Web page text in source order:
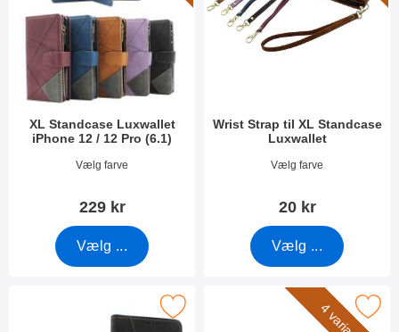
XL Standcase Luxwallet
iPhone 12 / 12 Pro (6.1)
Varenr 48236Vælg farve
229 kr
Vælg ...
Wrist Strap til XL Standcase
Luxwallet
Varenr 50276Vælg farve
20 kr
Vælg ...
fancy Standcase Wallet iPhone 12 / 12Pro som favorit
Marker flower Standcase Wallet